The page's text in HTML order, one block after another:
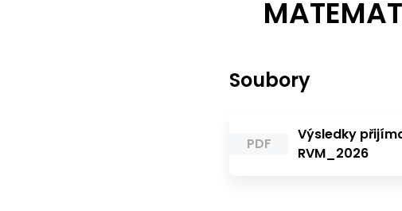
Soubory
PDF
Výsledky
RVM_2026